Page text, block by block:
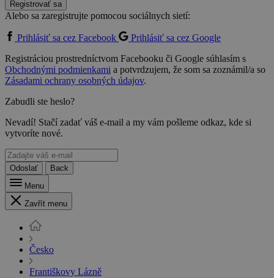
Registrovať sa
Alebo sa zaregistrujte pomocou sociálnych sietí:
Prihlásiť sa cez Facebook
Prihlásiť sa cez Google
Registráciou prostredníctvom Facebooku či Google súhlasím s
Obchodnými podmienkami a potvrdzujem, že som sa zoznámil/a so
Zásadami ochrany osobných údajov.
Zabudli ste heslo?
Nevadí! Stačí zadať váš e-mail a my vám pošleme odkaz, kde si
vytvoríte nové.
Odoslať
Back
Menu
Zavřít menu
Česko
Františkovy Lázně